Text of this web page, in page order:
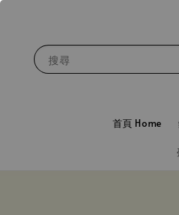
搜尋
首頁 Home